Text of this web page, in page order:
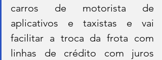
carros de motorista de
aplicativos e taxistas e vai
facilitar a troca da frota com
linhas de crédito com juros